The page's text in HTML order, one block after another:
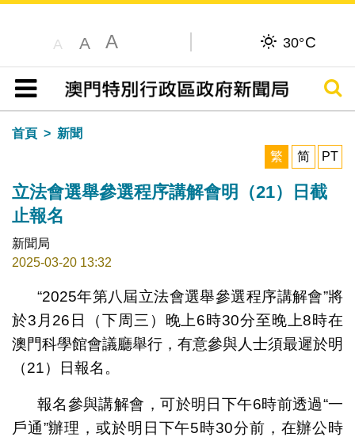
A A A 30°C
目錄
搜尋
首頁
新聞
繁
简 PT
立法會選舉參選程序講解會明（21）日截
止報名
新聞局
2025-03-20 13:32
“2025年第八屆立法會選舉參選程序講解會”將
於3月26日（下周三）晚上6時30分至晚上8時在
澳門科學館會議廳舉行，有意參與人士須最遲於明
（21）日報名。
報名參與講解會，可於明日下午6時前透過“一
戶通”辦理，或於明日下午5時30分前，在辦公時